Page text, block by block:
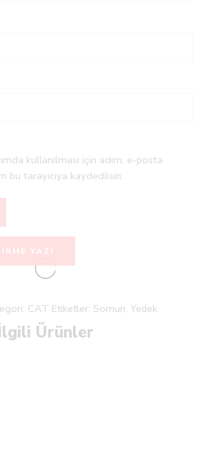
kullanılması için adım, e-posta
bu tarayıcıya kaydedilsin.
YAZI
CAT Etiketler: Somun, Yedek
Ürünler